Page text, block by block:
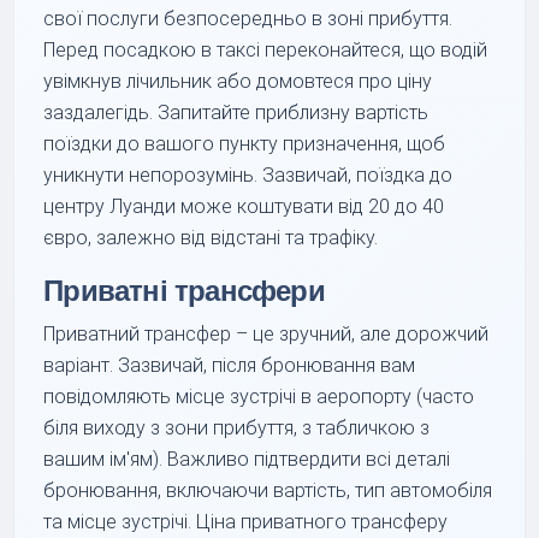
свої послуги безпосередньо в зоні прибуття.
Перед посадкою в таксі переконайтеся, що водій
увімкнув лічильник або домовтеся про ціну
заздалегідь. Запитайте приблизну вартість
поїздки до вашого пункту призначення, щоб
уникнути непорозумінь. Зазвичай, поїздка до
центру Луанди може коштувати від 20 до 40
євро, залежно від відстані та трафіку.
Приватні трансфери
Приватний трансфер – це зручний, але дорожчий
варіант. Зазвичай, після бронювання вам
повідомляють місце зустрічі в аеропорту (часто
біля виходу з зони прибуття, з табличкою з
вашим ім'ям). Важливо підтвердити всі деталі
бронювання, включаючи вартість, тип автомобіля
та місце зустрічі. Ціна приватного трансферу